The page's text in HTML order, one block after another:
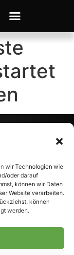
wir Technologien wie
oder darauf
können wir Daten
Website verarbeiten.
können
werden.